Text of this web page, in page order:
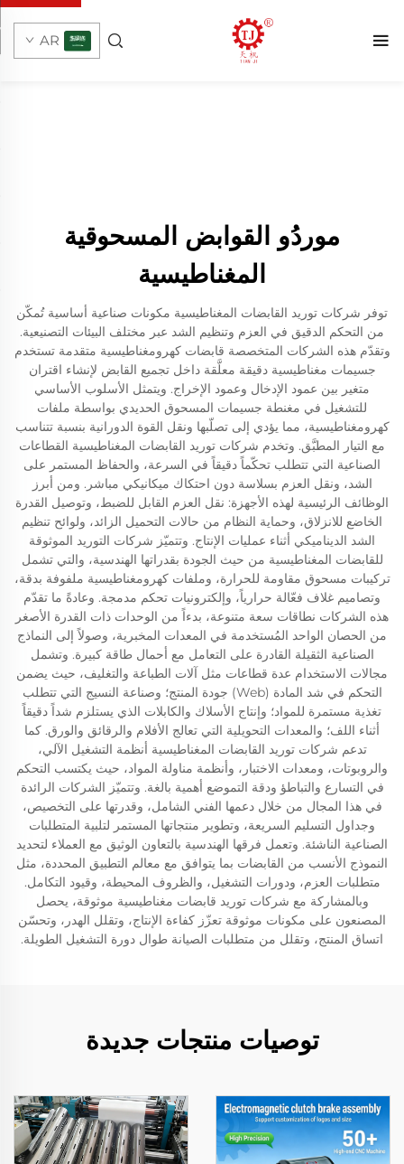
AR
موردُو القوابض المسحوقية
المغناطيسية
توفر شركات توريد القابضات المغناطيسية مكونات صناعية أساسية تُمكّن
من التحكم الدقيق في العزم وتنظيم الشد عبر مختلف البيئات التصنيعية.
وتقدّم هذه الشركات المتخصصة قابضات كهرومغناطيسية متقدمة تستخدم
جسيمات مغناطيسية دقيقة معلَّقة داخل تجميع القابض لإنشاء اقتران
متغير بين عمود الإدخال وعمود الإخراج. ويتمثل الأسلوب الأساسي
للتشغيل في مغنطة جسيمات المسحوق الحديدي بواسطة ملفات
كهرومغناطيسية، مما يؤدي إلى تصلّبها ونقل القوة الدورانية بنسبة تتناسب
مع التيار المطبَّق. وتخدم شركات توريد القابضات المغناطيسية القطاعات
الصناعية التي تتطلب تحكّماً دقيقاً في السرعة، والحفاظ المستمر على
الشد، ونقل العزم بسلاسة دون احتكاك ميكانيكي مباشر. ومن أبرز
الوظائف الرئيسية لهذه الأجهزة: نقل العزم القابل للضبط، وتوصيل القدرة
الخاضع للانزلاق، وحماية النظام من حالات التحميل الزائد، ولوائح تنظيم
الشد الديناميكي أثناء عمليات الإنتاج. وتتميّز شركات التوريد الموثوقة
للقابضات المغناطيسية من حيث الجودة بقدراتها الهندسية، والتي تشمل
تركيبات مسحوق مقاومة للحرارة، وملفات كهرومغناطيسية ملفوفة بدقة،
وتصاميم غلاف فعّالة حرارياً، وإلكترونيات تحكم مدمجة. وعادةً ما تقدّم
هذه الشركات نطاقات سعة متنوعة، بدءاً من الوحدات ذات القدرة الأصغر
من الحصان الواحد المُستخدمة في المعدات المخبرية، وصولاً إلى النماذج
الصناعية الثقيلة القادرة على التعامل مع أحمال طاقة كبيرة. وتشمل
مجالات الاستخدام عدة قطاعات مثل آلات الطباعة والتغليف، حيث يضمن
التحكم في شد المادة (Web) جودة المنتج؛ وصناعة النسيج التي تتطلب
تغذية مستمرة للمواد؛ وإنتاج الأسلاك والكابلات الذي يستلزم شداً دقيقاً
أثناء اللف؛ والمعدات التحويلية التي تعالج الأفلام والرقائق والورق. كما
تدعم شركات توريد القابضات المغناطيسية أنظمة التشغيل الآلي،
والروبوتات، ومعدات الاختبار، وأنظمة مناولة المواد، حيث يكتسب التحكم
في التسارع والتباطؤ ودقة التموضع أهمية بالغة. وتتميّز الشركات الرائدة
في هذا المجال من خلال دعمها الفني الشامل، وقدرتها على التخصيص،
وجداول التسليم السريعة، وتطوير منتجاتها المستمر لتلبية المتطلبات
الصناعية الناشئة. وتعمل فرقها الهندسية بالتعاون الوثيق مع العملاء لتحديد
النموذج الأنسب من القابضات بما يتوافق مع معالم التطبيق المحددة، مثل
متطلبات العزم، ودورات التشغيل، والظروف المحيطة، وقيود التكامل.
وبالمشاركة مع شركات توريد قابضات مغناطيسية موثوقة، يحصل
المصنعون على مكونات موثوقة تعزّز كفاءة الإنتاج، وتقلل الهدر، وتحسّن
اتساق المنتج، وتقلل من متطلبات الصيانة طوال دورة التشغيل الطويلة.
توصيات منتجات جديدة